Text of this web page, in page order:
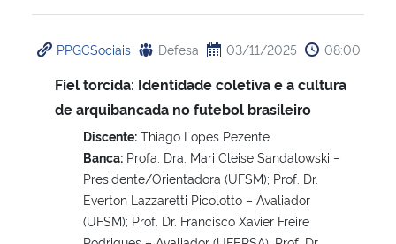
PPGCSociais Defesa 03/11/2025 08:00
Fiel torcida: Identidade coletiva e a cultura
de arquibancada no futebol brasileiro
Discente: Thiago Lopes Pezente
Banca: Profa. Dra. Mari Cleise Sandalowski –
Presidente/Orientadora (UFSM); Prof. Dr.
Everton Lazzaretti Picolotto – Avaliador
(UFSM); Prof. Dr. Francisco Xavier Freire